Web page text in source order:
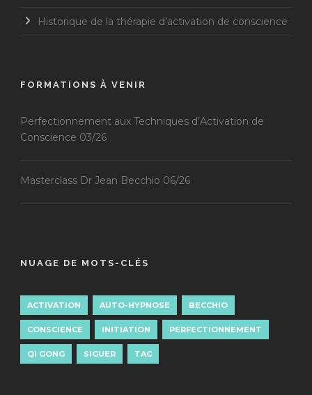
Historique de la thérapie d’activation de conscience
FORMATIONS À VENIR
Perfectionnement aux Techniques d’Activation de
Conscience 03/26
Masterclass Dr Jean Becchio 06/26
NUAGE DE MOTS-CLÉS
ACTIVATION AUTO-HYPNOSE BECCHIO
CONSCIENCE INITIATION PERFECTIONNEMENT
QI GONG SIGUER TAC